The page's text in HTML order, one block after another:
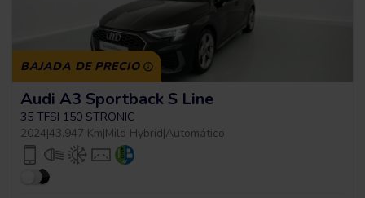
BAJADA DE PRECIO
Audi A3 Sportback S Line
35 TFSI 150 STRONIC
2024|43.947 Km|Mild Hybrid|Automático